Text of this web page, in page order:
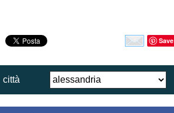
Save
città